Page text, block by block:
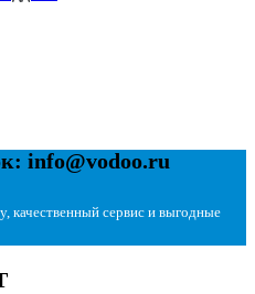
info@vodoo.ru
сервис и выгодные